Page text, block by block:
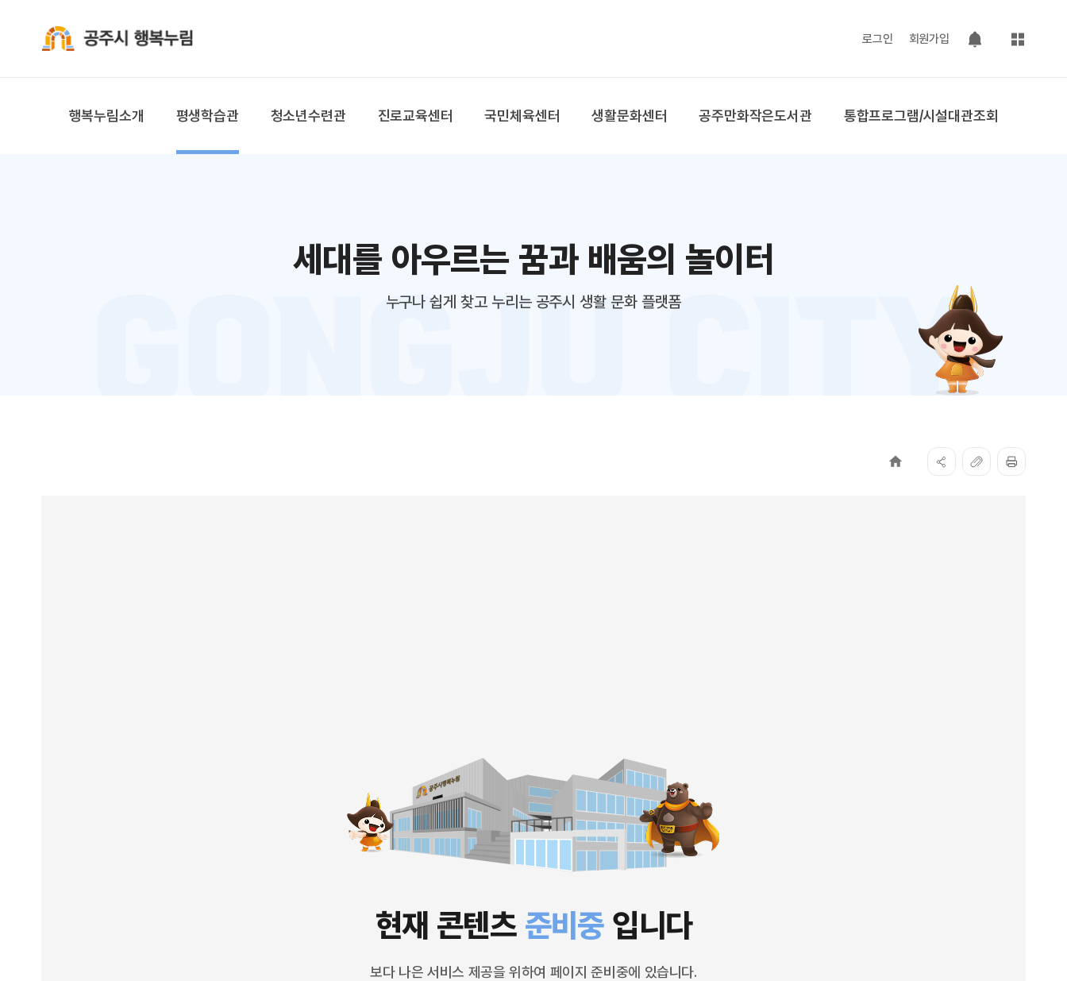
로그인 회원가입
팝업 열기
사이트맵
행복누림소개 평생학습관 청소년수련관 진로교육센터 국민체육센터 생활문화센터 공주만화작은도서관 통합프로그램/시설대관조회
세대를 아우르는 꿈과 배움의 놀이터
누구나 쉽게 찾고 누리는 공주시 생활 문화 플랫폼
현재 콘텐츠 준비중입니다
보다 나은 서비스 제공을 위하여 페이지 준비중에 있습니다.